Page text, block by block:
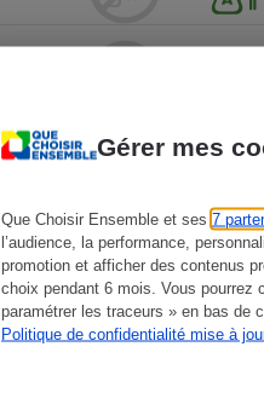
Gérer mes
Que Choisir Ensemble et ses 7
l’audience, la performance,
promotion et afficher des contenus
choix pendant 6 mois. Vous pourrez
paramétrer les traceurs » en bas de
Politique de confidentialité mise à